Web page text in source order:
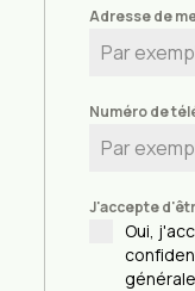
Adresse de
Numéro de
J'accepte
Oui,